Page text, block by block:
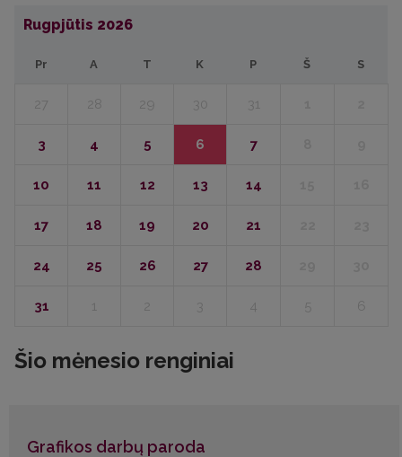
Rugpjūtis 2026
Pr A T K P Š S
27 28 29 30 31
3 4 5 6 7
10 11 12 13 14
17 18 19 20 21
24 25 26 27 28
31 1 2 3 4 5 6
Šio mėnesio renginiai
Grafikos darbų paroda